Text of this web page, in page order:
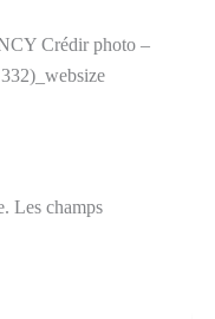
Crédir photo –
Les champs